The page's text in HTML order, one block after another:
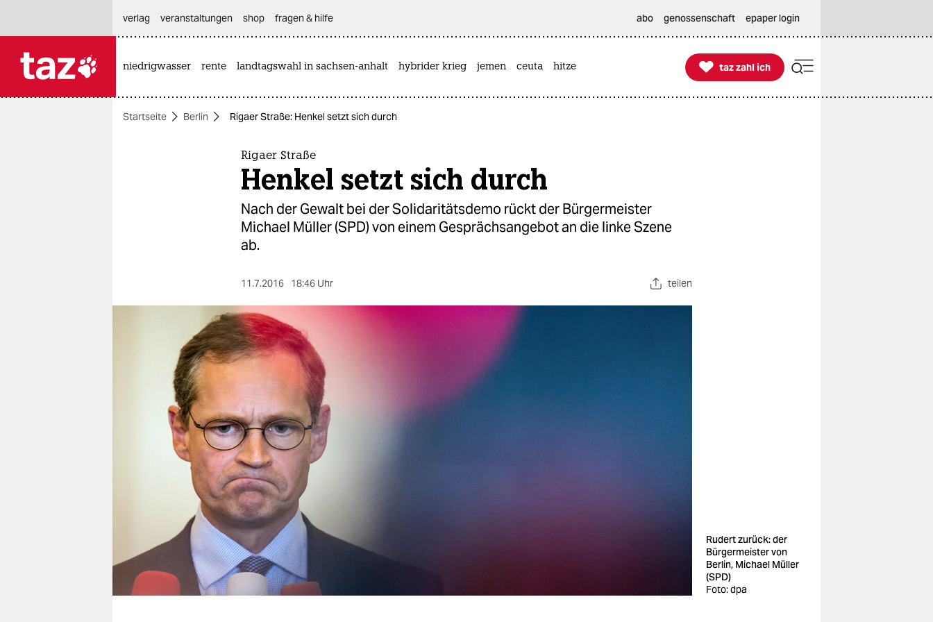
themen
wahrheit
veranstaltungen
unterstützen
abo
genossenschaft
verlag
veranstaltungen shop fragen & hilfe abo genossenschaft epaper login
niedrigwasser rente landtagswahl in sachsen-anhalt hybrider krieg jemen ceuta hitze 
taz zahl ich
taz zahl ich
Startseite Berlin Rigaer Straße: Henkel setzt sich durch
Rigaer Straße
Henkel setzt sich durch
Nach der Gewalt bei der Solidaritätsdemo rückt der Bürgermeister
Michael Müller (SPD) von einem Gesprächsangebot an die linke Szene
ab.
11.7.2016 18:46 Uhr teilen
Rudert zurück: der
Bürgermeister von
Berlin, Michael Müller
(SPD)
Foto: dpa